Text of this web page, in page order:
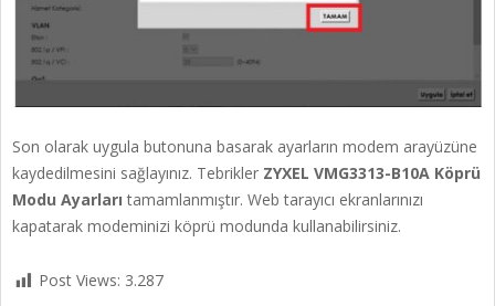
Son olarak uygula butonuna basarak ayarların modem arayüzüne
kaydedilmesini sağlayınız. Tebrikler ZYXEL VMG3313-B10A Köprü
Modu Ayarlarıtamamlanmıştır. Web tarayıcı ekranlarınızı
kapatarak modeminizi köprü modunda kullanabilirsiniz.
Post Views: 3.287